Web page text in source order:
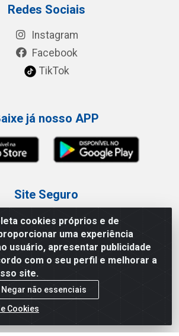
cookies próprios e de
uma experiência
usuário, apresentar publicidade
com o seu perfil e melhorar a
site.
Negar não essenciais
Cookies
Redes Sociais
Instagram
Facebook
TikTok
já nosso APP
Site Seguro
Loja / Showroom
Tel.: (11) 3227-0546
587/597 - Pari - São Paulo/SP